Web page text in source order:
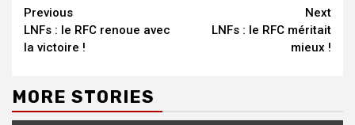
Continue
Reading
Previous
LNFs : le RFC renoue avec
la victoire !
Next
LNFs : le RFC méritait
mieux !
MORE STORIES